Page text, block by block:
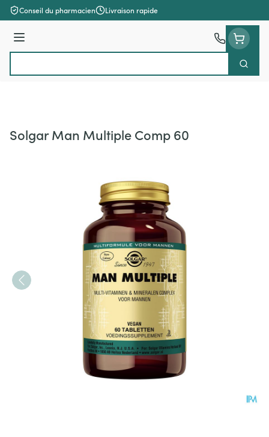
Aller au contenu
Conseil du pharmacien Livraison rapide
Menu
Solgar Man Multiple Comp 60